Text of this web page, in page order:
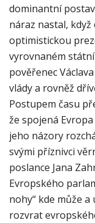
dominantní
náraz nastal,
optimistickou
vyrovnaném
pověřenec
vlády a rovněž
Postupem času
že spojená
jeho názory
svými příznivci
poslance Jana
Evropského
nohy“ kde může
rozvrat